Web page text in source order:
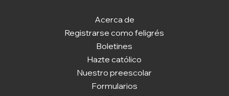
Acerca de
Registrarse como feligrés
Boletines
Hazte católico
Nuestro preescolar
Formularios